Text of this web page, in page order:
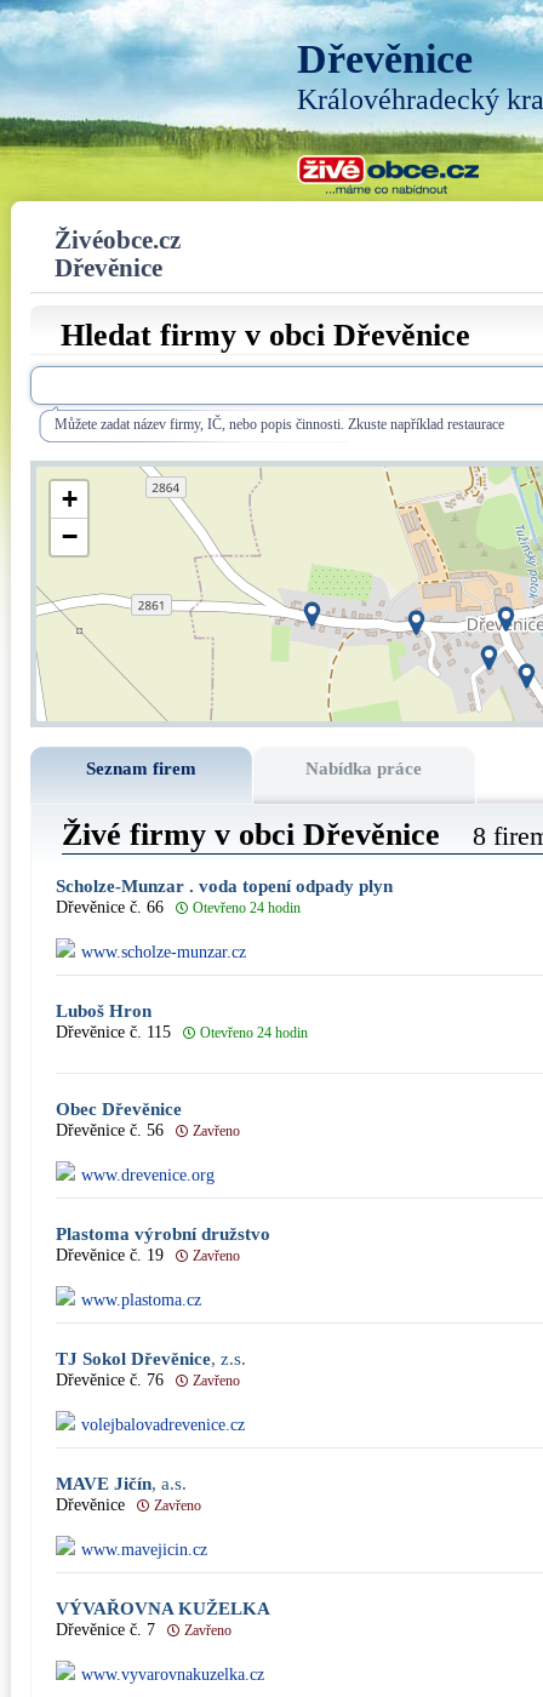
Dřevěnice
Královéhradecký
Živéobce.cz
Dřevěnice
Hledat firmy v obci Dřevěnice
Můžete zadat název firmy, IČ, nebo popis činnosti. Zkuste například restaurace
+
−
Seznam firem Nabídka práce
Živé firmy v obci Dřevěnice 8
Scholze-Munzar . voda topení odpady plyn
Dřevěnice č. 66 Otevřeno 24 hodin
www.scholze-munzar.cz
Luboš Hron
Dřevěnice č. 115 Otevřeno 24 hodin
Obec Dřevěnice
Dřevěnice č. 56 Zavřeno
www.drevenice.org
Plastoma výrobní družstvo
Dřevěnice č. 19 Zavřeno
www.plastoma.cz
TJ Sokol Dřevěnice, z.s.
Dřevěnice č. 76 Zavřeno
volejbalovadrevenice.cz
MAVE Jičín, a.s.
Dřevěnice Zavřeno
www.mavejicin.cz
VÝVAŘOVNA KUŽELKA
Dřevěnice č. 7 Zavřeno
www.vyvarovnakuzelka.cz